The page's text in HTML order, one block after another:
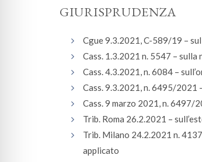
GIURISPRUDENZA
Cgue 9.3.2021, C-589/19 –
Cass. 1.3.2021 n. 5547 – sulla
Cass. 4.3.2021, n. 6084 –
Cass. 9.3.2021, n. 6495/2021
Cass. 9 marzo 2021, n. 6497/
Trib. Roma 26.2.2021 –
Trib. Milano 24.2.2021 n.
applicato